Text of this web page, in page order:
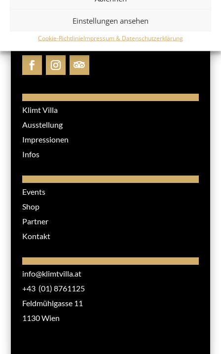
Einstellungen ansehen
Cookie-RichtlinieImpressum & Datenschutzerklärung
KLIMT VILLA WIEN
Klimt Villa
Ausstellung
Impressionen
Infos
Events
Shop
Partner
Kontakt
info@klimtvilla.at
+43 (01) 8761125
Feldmühlgasse 11
1130 Wien